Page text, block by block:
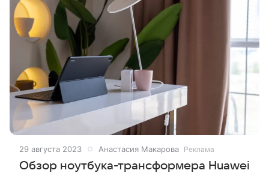
29 августа 2023 Анастасия Макарова Реклама
Обзор ноутбука-трансформера Huawei